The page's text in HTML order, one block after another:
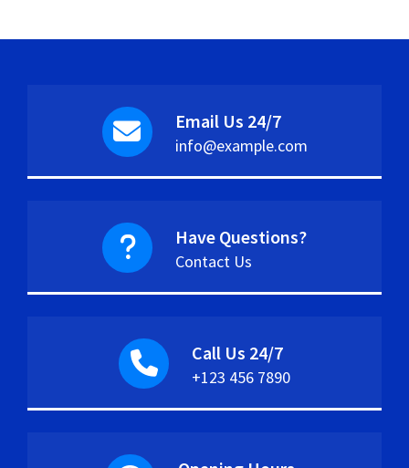
Email Us 24/7
info@example.com
Have Questions?
Contact Us
Call Us 24/7
+123 456 7890